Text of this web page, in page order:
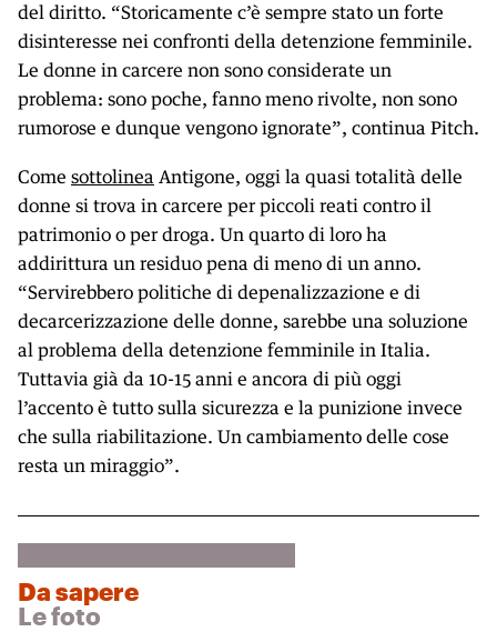
del diritto. “Storicamente c’è sempre stato un forte
disinteresse nei confronti della detenzione femminile.
Le donne in carcere non sono considerate un
problema: sono poche, fanno meno rivolte, non sono
rumorose e dunque vengono ignorate”, continua Pitch.
Come sottolinea Antigone, oggi la quasi totalità delle
donne si trova in carcere per piccoli reati contro il
patrimonio o per droga. Un quarto di loro ha
addirittura un residuo pena di meno di un anno.
“Servirebbero politiche di depenalizzazione e di
decarcerizzazione delle donne, sarebbe una soluzione
al problema della detenzione femminile in Italia.
Tuttavia già da 10-15 anni e ancora di più oggi
l’accento è tutto sulla sicurezza e la punizione invece
che sulla riabilitazione. Un cambiamento delle cose
resta un miraggio”.
Da sapere
Le foto